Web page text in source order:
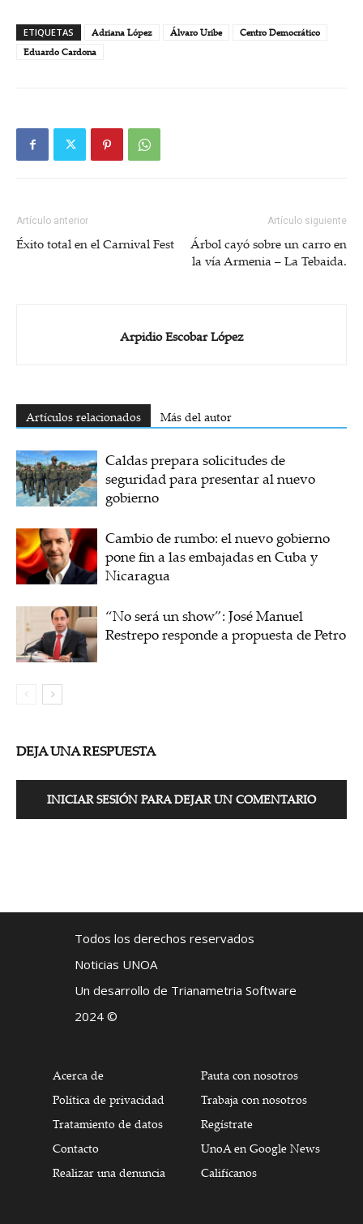
ETIQUETAS Adriana López Álvaro Uribe
Centro Democrático
Eduardo Cardona
Artículo anterior
Éxito total en el Carnival Fest
Artículo siguiente
Árbol cayó sobre un carro en
la vía Armenia – La Tebaida.
Arpidio Escobar López
Artículos relacionados Más del autor
Caldas prepara solicitudes de
seguridad para presentar al nuevo
gobierno
Cambio de rumbo: el nuevo gobierno
pone fin a las embajadas en Cuba y
Nicaragua
“No será un show”: José Manuel
Restrepo responde a propuesta de Petro
DEJA UNA RESPUESTA
INICIAR SESIÓN PARA DEJAR UN COMENTARIO
Todos los derechos reservados
Noticias UNOA
Un desarrollo de Trianametria Software
2024 ©
Acerca de
Política de privacidad
Tratamiento de datos
Contacto
Realizar una denuncia
Pauta con nosotros
Trabaja con nosotros
Regístrate
UnoA en Google News
Califícanos